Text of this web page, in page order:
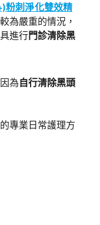
粉刺淨化雙效精
為嚴重的情況，
進行門診清除黑
為 自行清除黑頭
專業日常護理方